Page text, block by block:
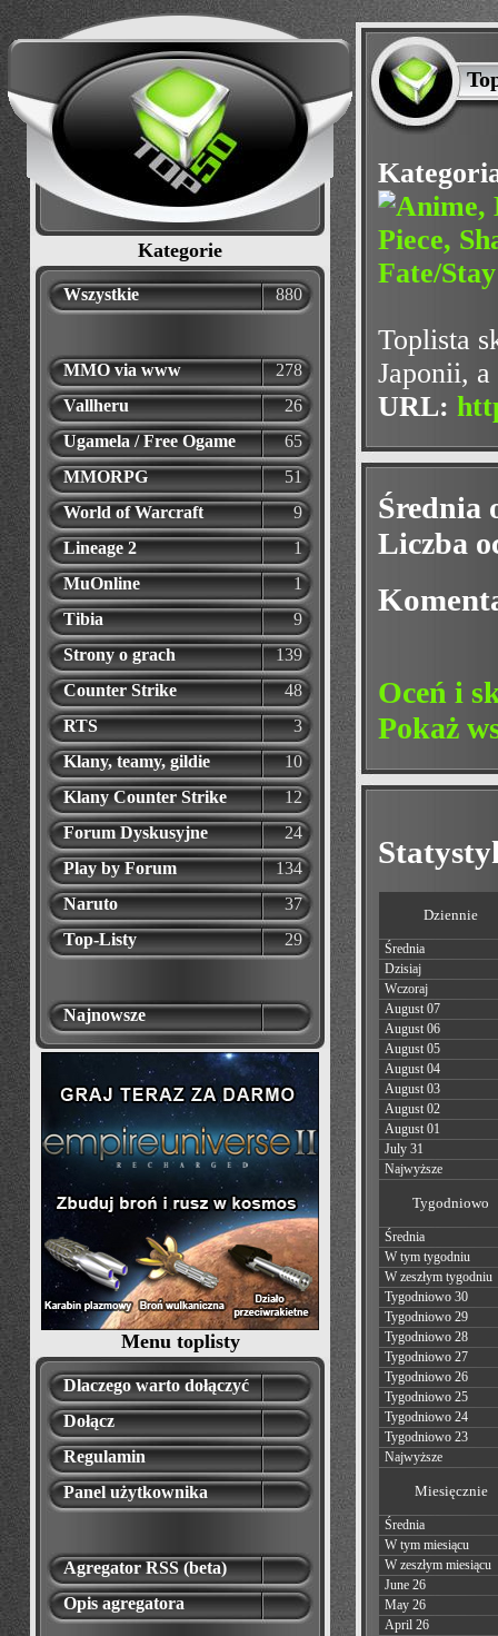
Kategorie
Wszystkie 880
MMO via www
278
Vallheru
26
Ugamela / Free Ogame
65
MMORPG
51
World of Warcraft
9
Lineage 2
1
MuOnline
1
Tibia
9
Strony o grach
139
Counter Strike
48
RTS
3
Klany, teamy, gildie
10
Klany Counter Strike
12
Forum Dyskusyjne
24
Play by Forum
134
Naruto
37
Top-Listy
29
Najnowsze
Menu toplisty
Dlaczego warto dołączyć
Dołącz
Regulamin
Panel użytkownika
Agregator RSS (beta)
Opis agregatora
Toplista
Japonii,
URL:
Średnia
Liczba
Oceń i
Pokaż
Dziennie
Średnia
Dzisiaj
Wczoraj
August 07
August 06
August 05
August 04
August 03
August 02
August 01
July 31
Najwyższe
Tygodniowo
Średnia
W tym tygodniu
W zeszłym tygodniu
Tygodniowo 30
Tygodniowo 29
Tygodniowo 28
Tygodniowo 27
Tygodniowo 26
Tygodniowo 25
Tygodniowo 24
Tygodniowo 23
Najwyższe
Miesięcznie
Średnia
W tym miesiącu
W zeszłym miesiącu
June 26
May 26
April 26